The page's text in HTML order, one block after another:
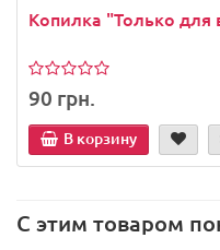
Копилка "Только для
90 грн.
В корзину
С этим товаром